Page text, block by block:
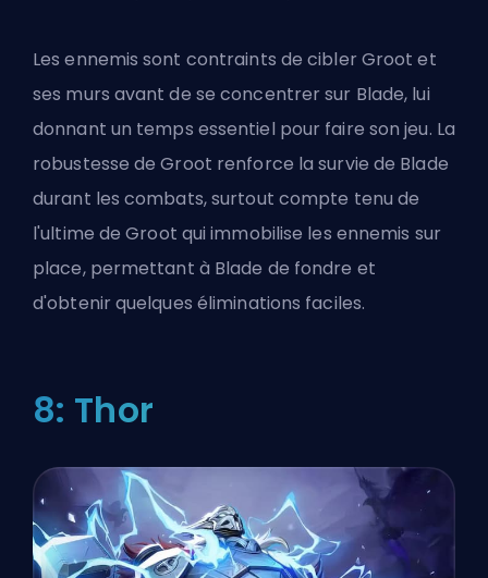
Les ennemis sont contraints de cibler Groot et
ses murs avant de se concentrer sur Blade, lui
donnant un temps essentiel pour faire son jeu. La
robustesse de Groot renforce la survie de Blade
durant les combats, surtout compte tenu de
l'ultime de Groot qui immobilise les ennemis sur
place, permettant à Blade de fondre et
d'obtenir quelques éliminations faciles.
8: Thor